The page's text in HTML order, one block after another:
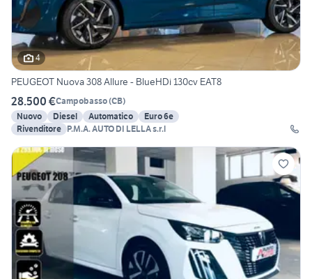
4
PEUGEOT Nuova 308 Allure - BlueHDi 130cv EAT8
28.500 €Campobasso(CB)
Nuovo
Diesel Automatico
Euro 6e
Rivenditore P.M.A. AUTO DI LELLA s.r.l